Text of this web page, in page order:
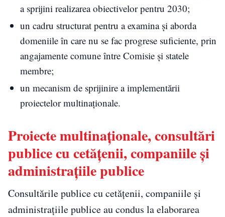
a sprijini realizarea obiectivelor pentru 2030;
un cadru structurat pentru a examina și aborda
domeniile în care nu se fac progrese suficiente, prin
angajamente comune între Comisie și statele
membre;
un mecanism de sprijinire a implementării
proiectelor multinaționale.
Proiecte multinaționale, consultări
publice cu cetățenii, companiile și
administrațiile publice
Consultările publice cu cetățenii, companiile și
administrațiile publice au condus la elaborarea